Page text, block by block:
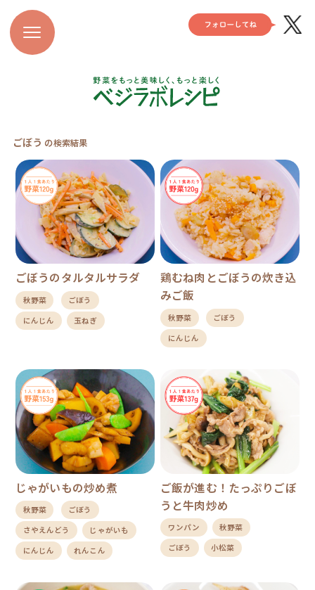
ごぼう の検索結果
ごぼうのタルタルサラダ
秋野菜
ごぼう
にんじん
玉ねぎ
鶏むね肉とごぼうの炊き込
みご飯
秋野菜
ごぼう
にんじん
じゃがいもの炒め煮
秋野菜
ごぼう
さやえんどう
じゃがいも
にんじん
れんこん
ご飯が進む！たっぷりごぼ
うと牛肉炒め
ワンパン
秋野菜
ごぼう
小松菜